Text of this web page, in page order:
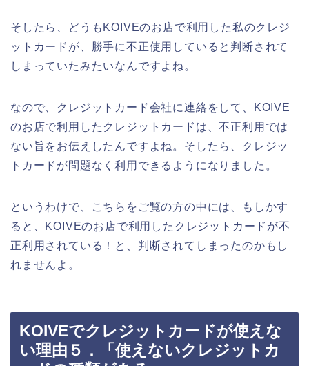
そしたら、どうもKOIVEのお店で利用した私のクレジ
ットカードが、勝手に不正使用していると判断されて
しまっていたみたいなんですよね。
なので、クレジットカード会社に連絡をして、KOIVE
のお店で利用したクレジットカードは、不正利用では
ない旨をお伝えしたんですよね。そしたら、クレジッ
トカードが問題なく利用できるようになりました。
というわけで、こちらをご覧の方の中には、もしかす
ると、KOIVEのお店で利用したクレジットカードが不
正利用されている！と、判断されてしまったのかもし
れませんよ。
KOIVEでクレジットカードが使えな
い理由５．「使えないクレジットカ